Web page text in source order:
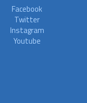
Facebook
Twitter
Instagram
Youtube